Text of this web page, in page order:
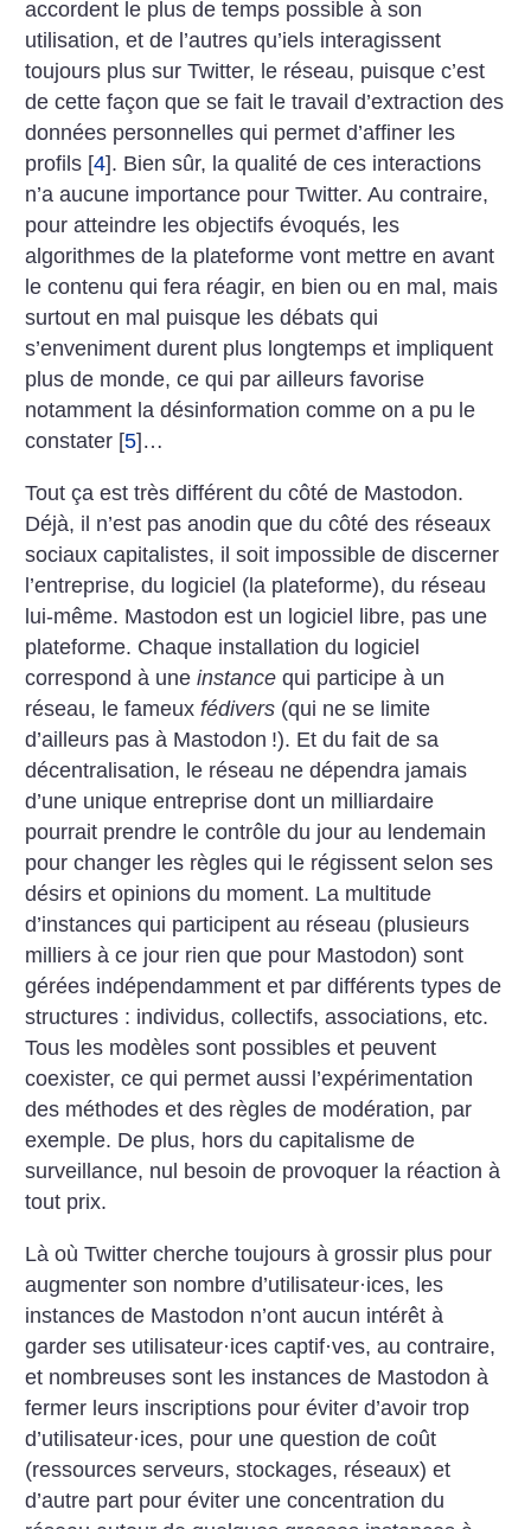
accordent le plus de temps possible à son
utilisation, et de l’autres qu’iels interagissent
toujours plus sur Twitter, le réseau, puisque c’est
de cette façon que se fait le travail d’extraction des
données personnelles qui permet d’affiner les
profils [4]. Bien sûr, la qualité de ces interactions
n’a aucune importance pour Twitter. Au contraire,
pour atteindre les objectifs évoqués, les
algorithmes de la plateforme vont mettre en avant
le contenu qui fera réagir, en bien ou en mal, mais
surtout en mal puisque les débats qui
s’enveniment durent plus longtemps et impliquent
plus de monde, ce qui par ailleurs favorise
notamment la désinformation comme on a pu le
constater [5] …
Tout ça est très différent du côté de Mastodon.
Déjà, il n’est pas anodin que du côté des réseaux
sociaux capitalistes, il soit impossible de discerner
l’entreprise, du logiciel (la plateforme), du réseau
lui-même. Mastodon est un logiciel libre, pas une
plateforme. Chaque installation du logiciel
correspond à uneinstance qui participe à un
réseau, le fameuxfédivers (qui ne se limite
d’ailleurs pas à Mastodon !). Et du fait de sa
décentralisation, le réseau ne dépendra jamais
d’une unique entreprise dont un milliardaire
pourrait prendre le contrôle du jour au lendemain
pour changer les règles qui le régissent selon ses
désirs et opinions du moment. La multitude
d’instances qui participent au réseau (plusieurs
milliers à ce jour rien que pour Mastodon) sont
gérées indépendamment et par différents types de
structures : individus, collectifs, associations, etc.
Tous les modèles sont possibles et peuvent
coexister, ce qui permet aussi l’expérimentation
des méthodes et des règles de modération, par
exemple. De plus, hors du capitalisme de
surveillance, nul besoin de provoquer la réaction à
tout prix.
Là où Twitter cherche toujours à grossir plus pour
augmenter son nombre d’utilisateur·ices, les
instances de Mastodon n’ont aucun intérêt à
garder ses utilisateur·ices captif·ves, au contraire,
et nombreuses sont les instances de Mastodon à
fermer leurs inscriptions pour éviter d’avoir trop
d’utilisateur·ices, pour une question de coût
(ressources serveurs, stockages, réseaux) et
d’autre part pour éviter une concentration du